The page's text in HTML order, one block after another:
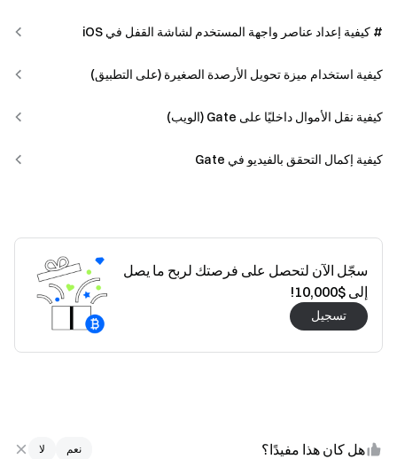
# كيفية إعداد عناصر واجهة المستخدم لشاشة القفل في iOS
كيفية استخدام ميزة تحويل الأرصدة الصغيرة (على التطبيق)
كيفية نقل الأموال داخليًا على Gate (الويب)
كيفية إكمال التحقق بالفيديو في Gate
سجّل الآن لتحصل على فرصتك لربح ما يصل
إلى $10,000!
تسجيل
هل كان هذا مفيدًا؟ نعم لا